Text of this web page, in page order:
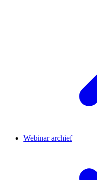
Webinar archief